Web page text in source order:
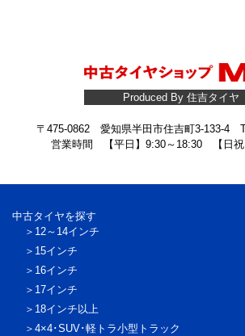
Produced By 住吉タイヤ
〒475-0862 愛知県半田市住吉町3-133-4
営業時間 【平日】9:30～18:30 【日祝
中古タイヤを探す
12～14インチ
15インチ
16インチ
17インチ
18インチ以上
4×4･SUV･軽トラ小型トラック